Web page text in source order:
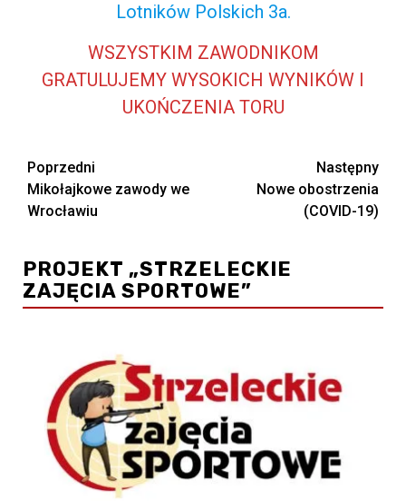
Lotników Polskich 3a.
WSZYSTKIM ZAWODNIKOM
GRATULUJEMY WYSOKICH WYNIKÓW I
UKOŃCZENIA TORU
Zobacz
wpisy
Poprzedni
Mikołajkowe zawody we
Wrocławiu
Następny
Nowe obostrzenia
(COVID-19)
PROJEKT „STRZELECKIE
ZAJĘCIA SPORTOWE”